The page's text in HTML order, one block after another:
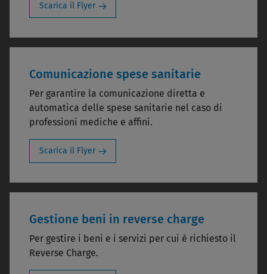
Scarica il Flyer
Comunicazione spese sanitarie
Per garantire la comunicazione diretta e
automatica delle spese sanitarie nel caso di
professioni mediche e affini.
Scarica il Flyer
Gestione beni in reverse charge
Per gestire i beni e i servizi per cui è richiesto il
Reverse Charge.